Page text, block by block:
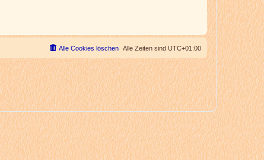
Alle Zeiten sind UTC+01:00
Alle Cookies löschen